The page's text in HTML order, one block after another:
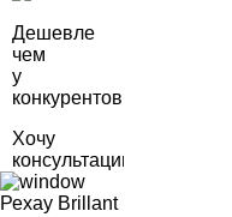
Дешевле
чем
у
конкурентов
Хочу
консультацию
Рехау Brillant